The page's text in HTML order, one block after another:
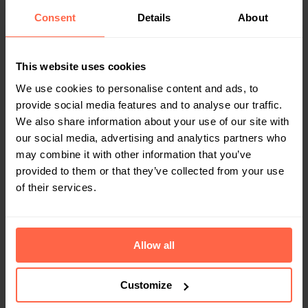
Consent Details About
This website uses cookies
We use cookies to personalise content and ads, to
provide social media features and to analyse our traffic.
We also share information about your use of our site with
our social media, advertising and analytics partners who
may combine it with other information that you’ve
provided to them or that they’ve collected from your use
of their services.
Allow all
Customize
Box?
Download de infobrochure
Gerelateerd